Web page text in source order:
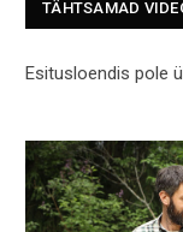
TÄHTSAMAD
Esitusloendis pole